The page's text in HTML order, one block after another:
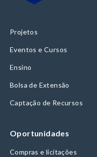
Projetos
Eventos e Cursos
Ensino
Bolsa de Extensão
Captação de Recursos
Oportunidades
Compras e licitações